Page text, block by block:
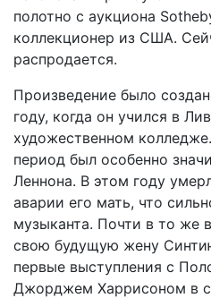
полотно с аукциона
коллекционер из США.
распродается.
Произведение было
году, когда он учился в
художественном
период был особенно
Леннона. В этом году
аварии его мать, что
музыканта. Почти в то же
свою будущую жену
первые выступления с
Джорджем Харрисоном в